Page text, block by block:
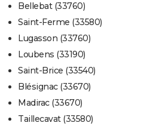
Bellebat (33760)
Saint-Ferme (33580)
Lugasson (33760)
Loubens (33190)
Saint-Brice (33540)
Blésignac (33670)
Madirac (33670)
Taillecavat (33580)